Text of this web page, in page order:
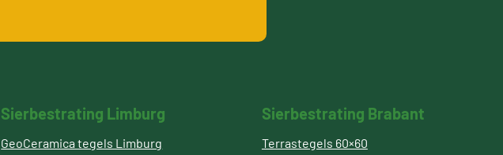
Sierbestrating Limburg
GeoCeramica tegels Limburg
Sierbestrating Brabant
Terrastegels 60×60